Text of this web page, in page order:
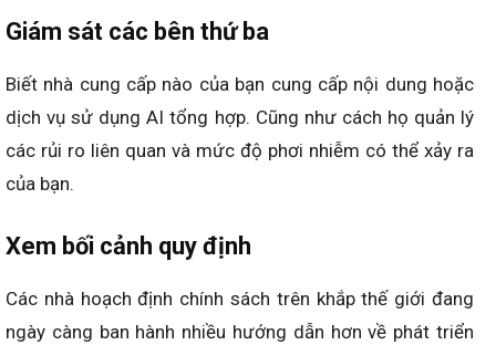
Giám sát các bên thứ ba
Biết nhà cung cấp nào của bạn cung cấp nội dung hoặc
dịch vụ sử dụng AI tổng hợp. Cũng như cách họ quản lý
các rủi ro liên quan và mức độ phơi nhiễm có thể xảy ra
của bạn.
Xem bối cảnh quy định
Các nhà hoạch định chính sách trên khắp thế giới đang
ngày càng ban hành nhiều hướng dẫn hơn về phát triển